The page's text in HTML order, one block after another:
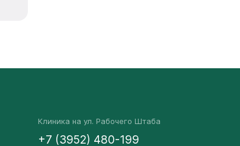
Клиника на ул. Рабочего Штаба
+7 (3952) 480-199